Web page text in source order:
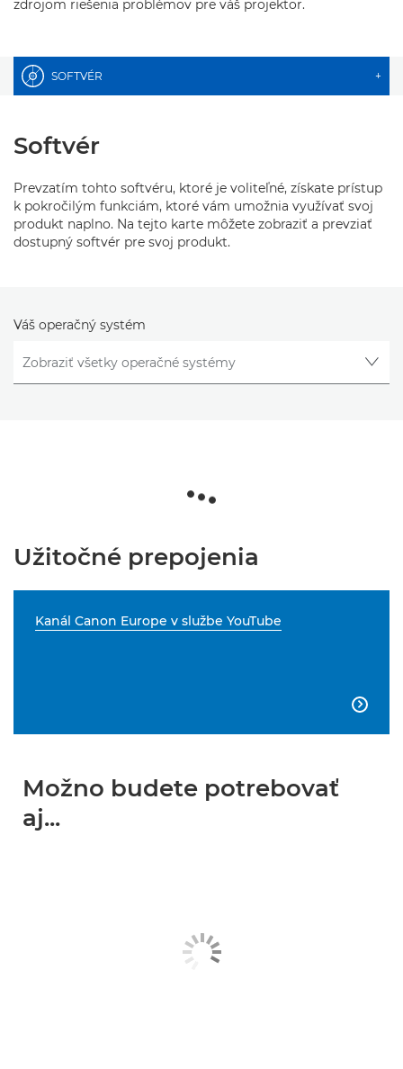
zdrojom riešenia problémov pre váš projektor.
SOFTVÉR +
Softvér
Prevzatím tohto softvéru, ktoré je voliteľné, získate prístup
k pokročilým funkciám, ktoré vám umožnia využívať svoj
produkt naplno. Na tejto karte môžete zobraziť a prevziať
dostupný softvér pre svoj produkt.
Váš operačný systém
Užitočné prepojenia
Kanál Canon Europe v službe YouTube

Možno budete potrebovať
aj...